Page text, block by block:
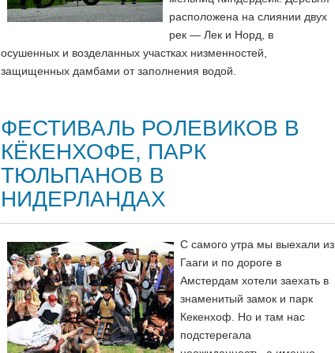
расположена на слиянии двух
рек — Лек и Норд, в
осушенных и возделанных участках низменностей,
защищенных дамбами от заполнения водой.
ФЕСТИВАЛЬ РОЛЕВИКОВ В
КЁКЕНХОФЕ, ПАРК
ТЮЛЬПАНОВ В
НИДЕРЛАНДАХ
С самого утра мы выехали из
Гааги и по дороге в
Амстердам хотели заехать в
знаменитый замок и парк
Кекенхоф. Но и там нас
подстерегала